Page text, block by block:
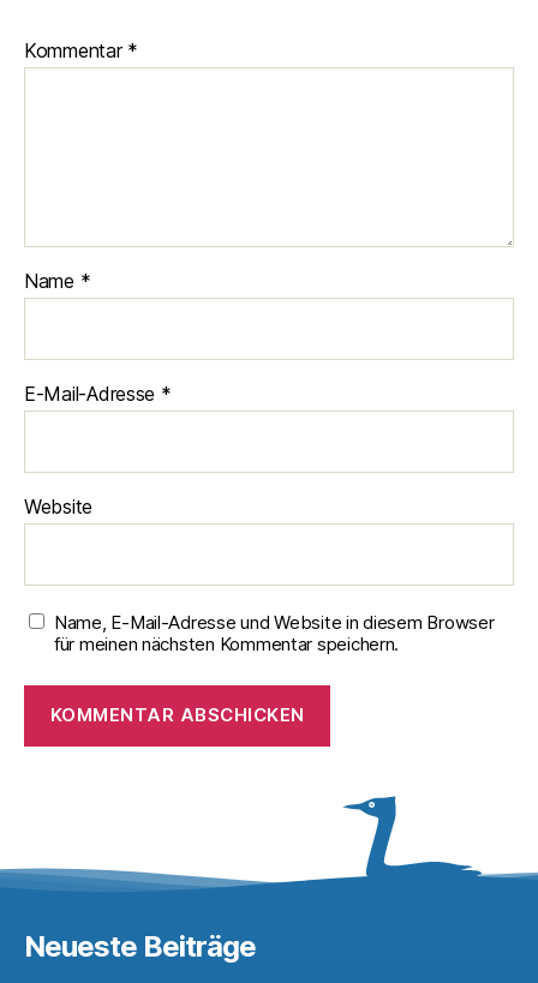
Kommentar *
Name *
E-Mail-Adresse *
Website
Name, E-Mail-Adresse und Website in diesem Browser
für meinen nächsten Kommentar speichern.
Neueste Beiträge